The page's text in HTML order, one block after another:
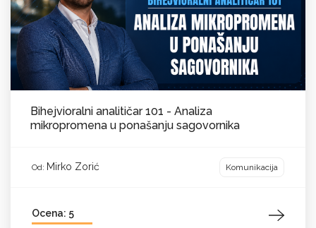
Bihejvioralni analitičar 101 - Analiza
mikropromena u ponašanju sagovornika
Od: Mirko Zorić Komunikacija
Ocena: 5